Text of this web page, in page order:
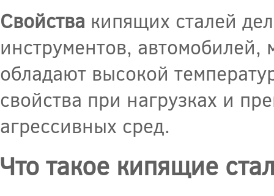
Свойства кипящих сталей
инструментов,
обладают высокой
свойства при нагрузках и
агрессивных сред.
Что такое кипящие